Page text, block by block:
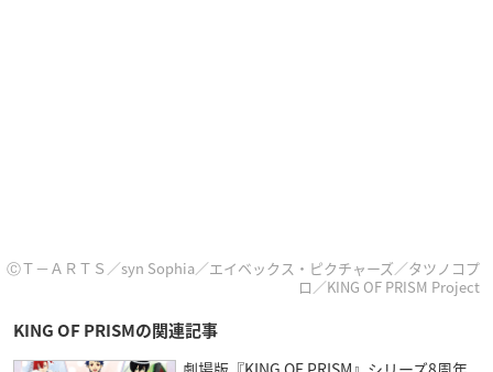
ⒸＴ－ＡＲＴＳ／syn Sophia／エイベックス・ピクチャーズ／タツノコプ
ロ／KING OF PRISM Project
KING OF PRISMの関連記事